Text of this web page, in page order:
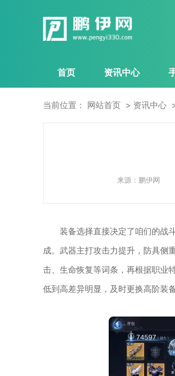
首页 资讯中心
当前位置： 网站首页 资讯中心
来源： 鹏伊网
装备选择直接决定了咱们的战
成。武器主打攻击力提升，防具侧
击、生命恢复等词条，再根据职业
低到高差异明显，及时更换高阶装